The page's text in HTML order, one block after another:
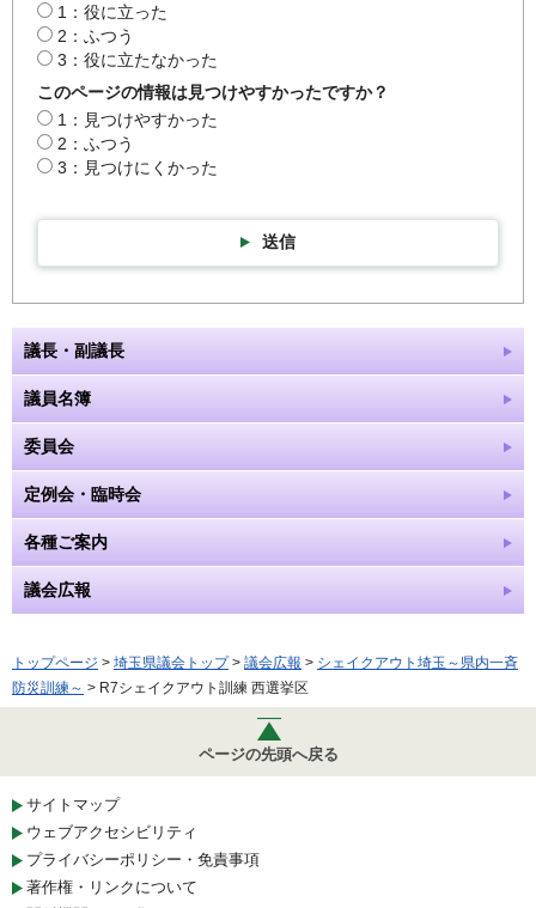
1：役に立った
2：ふつう
3：役に立たなかった
このページの情報は見つけやすかったですか？
1：見つけやすかった
2：ふつう
3：見つけにくかった
送信
議長・副議長
議員名簿
委員会
定例会・臨時会
各種ご案内
議会広報
トップページ > 埼玉県議会トップ> 議会広報 > シェイクアウト埼玉～県内一斉
防災訓練～ > R7シェイクアウト訓練 西選挙区
ページの先頭へ戻る
サイトマップ
ウェブアクセシビリティ
プライバシーポリシー・免責事項
著作権・リンクについて